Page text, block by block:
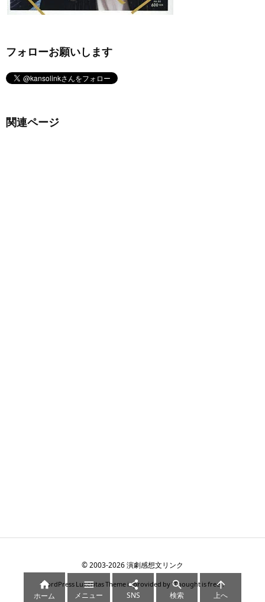
フォローお願いします
関連ページ
©2003-2026演劇感想文リンク
WordPress Luxeritas Theme is provided by "Thought is free".

ホーム

メニュー

SNS

検索

上へ